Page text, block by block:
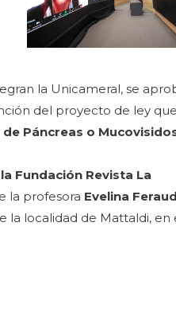
la Unicameral, se
del proyecto de ley
Páncreas o
Fundación Revista La
la profesora Evelina
la localidad de Mattaldi, en